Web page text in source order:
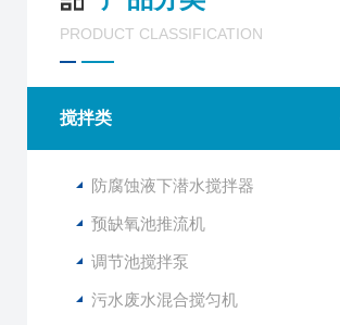
PRODUCT CLASSIFICATION
搅拌类
防腐蚀液下潜水搅拌器
预缺氧池推流机
调节池搅拌泵
污水废水混合搅匀机